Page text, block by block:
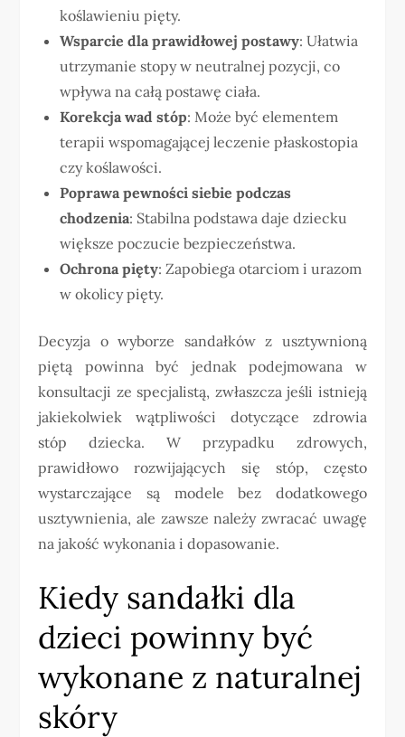
koślawieniu pięty.
Wsparcie dla prawidłowej postawy: Ułatwia
utrzymanie stopy w neutralnej pozycji, co
wpływa na całą postawę ciała.
Korekcja wad stóp: Może być elementem
terapii wspomagającej leczenie płaskostopia
czy koślawości.
Poprawa pewności siebie podczas
chodzenia: Stabilna podstawa daje dziecku
większe poczucie bezpieczeństwa.
Ochrona pięty: Zapobiega otarciom i urazom
w okolicy pięty.
Decyzja o wyborze sandałków z usztywnioną
piętą powinna być jednak podejmowana w
konsultacji ze specjalistą, zwłaszcza jeśli istnieją
jakiekolwiek wątpliwości dotyczące zdrowia
stóp dziecka. W przypadku zdrowych,
prawidłowo rozwijających się stóp, często
wystarczające są modele bez dodatkowego
usztywnienia, ale zawsze należy zwracać uwagę
na jakość wykonania i dopasowanie.
Kiedy sandałki dla
dzieci powinny być
wykonane z naturalnej
skóry